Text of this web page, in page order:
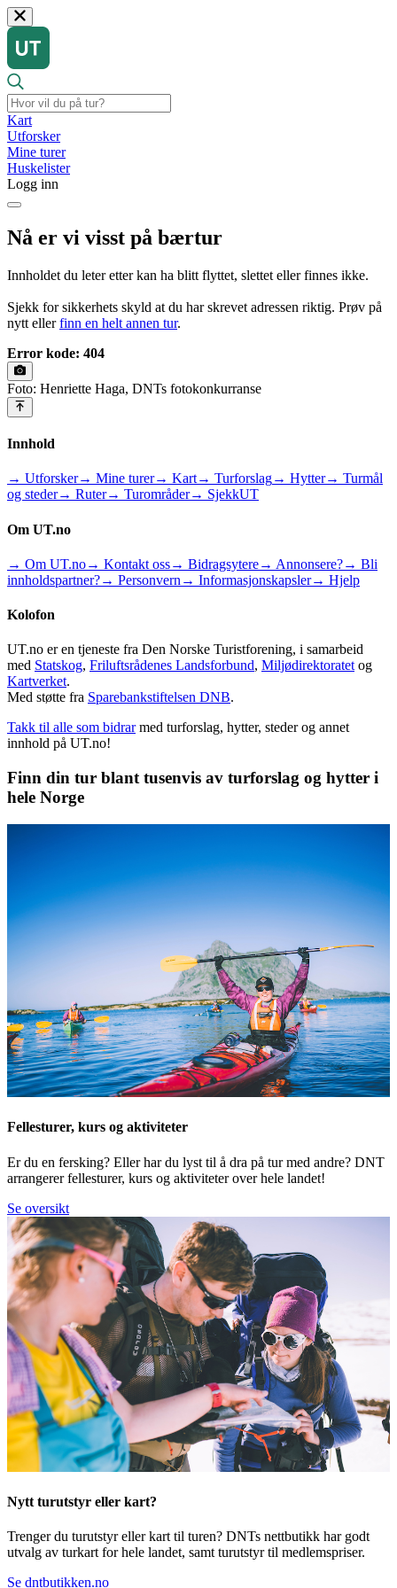
Kart
Utforsker
Mine turer
Huskelister
Logg inn
Nå er vi visst på bærtur
Innholdet du leter etter kan ha blitt flyttet, slettet eller finnes ikke.
Sjekk for sikkerhets skyld at du har skrevet adressen riktig. Prøv på
nytt eller finn en helt annen tur.
Error kode: 404
Foto: Henriette Haga, DNTs fotokonkurranse
Innhold
→ Utforsker→ Mine turer→ Kart→ Turforslag→ Hytter→ Turmål
og steder→ Ruter→ Turområder→ SjekkUT
Om UT.no
→ Om UT.no→ Kontakt oss→ Bidragsytere→ Annonsere?→ Bli
innholdspartner?→ Personvern → Informasjonskapsler→ Hjelp
Kolofon
UT.no er en tjeneste fra Den Norske Turistforening, i samarbeid
med Statskog, Friluftsrådenes Landsforbund, Miljødirektoratet og
Kartverket.
Med støtte fra Sparebankstiftelsen DNB.
Takk til alle som bidrar med turforslag, hytter, steder og annet
innhold på UT.no!
Finn din tur blant tusenvis av turforslag og hytter i
hele Norge
Fellesturer, kurs og aktiviteter
Er du en fersking? Eller har du lyst til å dra på tur med andre? DNT
arrangerer fellesturer, kurs og aktiviteter over hele landet!
Se oversikt
Nytt turutstyr eller kart?
Trenger du turutstyr eller kart til turen? DNTs nettbutikk har godt
utvalg av turkart for hele landet, samt turutstyr til medlemspriser.
Se dntbutikken.no